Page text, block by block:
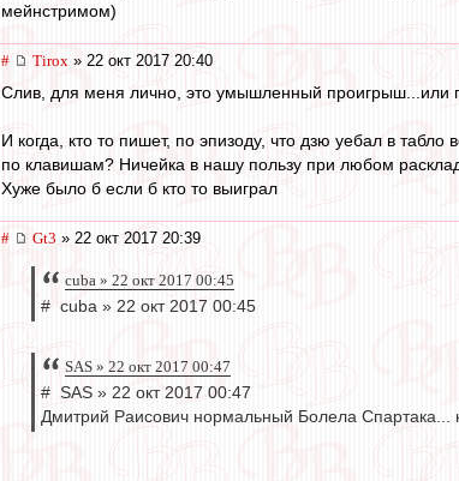
мейнстримом)
# Tirox » 22 окт 2017 20:40
Слив, для меня лично, это умышленный проигрыш...или
И когда, кто то пишет, по эпизоду, что дзю уебал в
по клавишам? Ничейка в нашу пользу при любом
Хуже было б если б кто то выиграл
# Gt3 » 22 окт 2017 20:39
cuba » 22 окт 2017 00:45
# cuba » 22 окт 2017 00:45
SAS » 22 окт 2017 00:47
# SAS » 22 окт 2017 00:47
Дмитрий Раисович нормальный Болела Спартака...